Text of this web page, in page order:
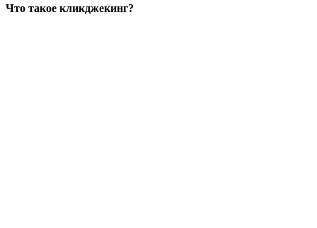
Что такое кликджекинг?